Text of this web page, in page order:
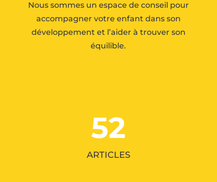
Nous sommes un espace de conseil pour
accompagner votre enfant dans son
développement et l’aider à trouver son
équilible.
52
ARTICLES